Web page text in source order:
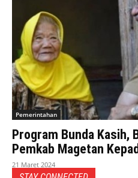
Pemerintahan
Program Bunda Kasih,
Pemkab Magetan
21 Maret 2024